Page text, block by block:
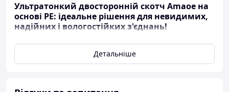
Ультратонкий двосторонній скотч Amaoe на
основі PE: ідеальне рішення для невидимих,
надійних і вологостійких з'єднань!
В епохуінноваційтатехнологій, коли кожен міліметр і
кожен грам мають значення, двосторонній
ультратонкий скотч AmaoeнаPE основі (
Детальніше